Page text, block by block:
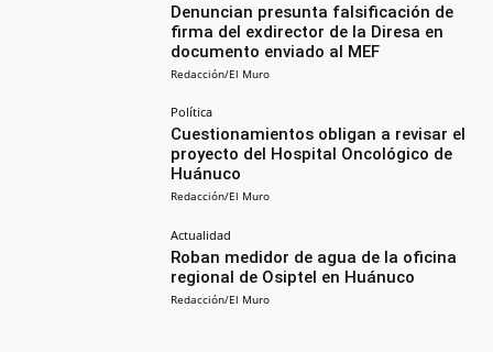
Denuncian presunta falsificación de
firma del exdirector de la Diresa en
documento enviado al MEF
Redacción/El Muro
Política
Cuestionamientos obligan a revisar el
proyecto del Hospital Oncológico de
Huánuco
Redacción/El Muro
Actualidad
Roban medidor de agua de la oficina
regional de Osiptel en Huánuco
Redacción/El Muro